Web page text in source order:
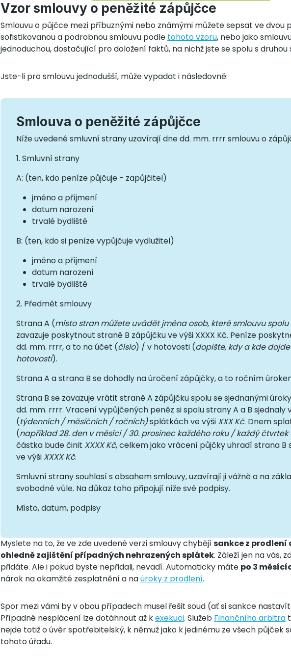
Vzor smlouvy o peněžité zápůjčce
Smlouvu o půjčce mezi příbuznými nebo známými můžete sepsat ve dvou
sofistikovanou a podrobnou smlouvu podle tohoto vzoru, nebo jako
jednoduchou, dostačující pro doložení faktů, na nichž jste se spolu s druhou
Jste-li pro smlouvu jednodušší, může vypadat i následovně:
Smlouva o peněžité zápůjčce
Níže uvedené smluvní strany uzavírají dne dd. mm. rrrr smlouvu o
1. Smluvní strany
A: (ten, kdo peníze půjčuje - zapůjčitel)
jméno a příjmení
datum narození
trvalé bydliště
B: (ten, kdo si peníze vypůjčuje vydlužitel)
jméno a příjmení
datum narození
trvalé bydliště
2. Předmět smlouvy
Strana A (místo stran můžete uvádět jména osob, které smlouvu spolu
zavazuje poskytnout straně B zápůjčku ve výši XXXX Kč. Peníze
dd. mm. rrrr, a to na účet (číslo) / v hotovosti (dopište, kdy a kde
hotovosti).
Strana A a strana B se dohodly na úročení zápůjčky, a to ročním
Strana B se zavazuje vrátit straně A zápůjčku spolu se sjednanými
dd. mm. rrrr. Vracení vypůjčených peněz si spolu strany A a B sjednaly
(týdenních / měsíčních / ročních)splátkách ve výši XXX Kč. Dnem
(například 28. den v měsíci / 30. prosinec každého roku / každý čtvrtek
částka bude činit XXXX Kč, celkem jako vrácení půjčky uhradí strana B
ve výši XXXX Kč.
Smluvní strany souhlasí s obsahem smlouvy, uzavírají ji vážně a na
svobodné vůle. Na důkaz toho připojují níže své podpisy.
Místo, datum, podpisy
Myslete na to, že ve zde uvedené verzi smlouvy chybějísankce z prodlení
ohledně zajištění případných nehrazených splátek. Záleží jen na vás,
přidáte. Ale i pokud byste nepřidali, nevadí. Automaticky máte po 3
nárok na okamžité zesplatnění a naúroky z prodlení.
Spor mezi vámi by v obou případech musel řešit soud (ať si sankce
Případné nesplácení lze dotáhnout až kexekuci. Služeb Finančního arbitra
nejde totiž o úvěr spotřebitelský, k němuž jako k jedinému ze všech půjček
tohoto úřadu.